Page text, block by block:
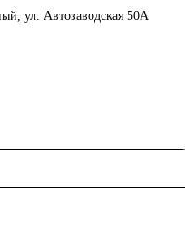
ул. Автозаводская 50А